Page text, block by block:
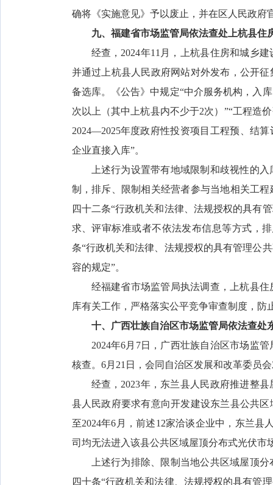
确将《实施意见》予以废止，并在区人民政府
九、福建省市场监管局依法查处上杭县住
经查，2024年11月，上杭县住房和城乡
并通过上杭县人民政府网站对外发布，公开
备选库。《公告》中规定“中介服务机构，入
次以上（其中上杭县内不少于2次）”“工程造
2024—2025年度政府性投资项目工程预、结
企业直接入库”。
上述行为设置带有地域限制和歧视性的
制，排斥、限制相关经营者参与当地相关工
四十二条“行政机关和法律、法规授权的具有
求、评审标准或者不依法发布信息等方式，
条“行政机关和法律、法规授权的具有管理公
容的规定”。
经福建省市场监管局执法调查，上杭县
库有关工作，严格落实公平竞争审查制度，防
十、广西壮族自治区市场监管局依法查处
2024年6月7日，广西壮族自治区市场监
核查。6月21日，会同自治区发展和改革委员
经查，2023年，东兰县人民政府推进整
县人民政府要求有意向开发建设东兰县公共
至2024年6月，前述12家洽谈企业中，东兰
司均无法进入该县公共区域屋顶分布式光伏市
上述行为排除、限制当地公共区域屋顶
四十条“行政机关和法律、法规授权的具有管